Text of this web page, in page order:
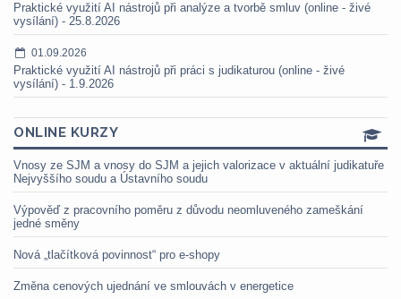
Praktické využití AI nástrojů při analýze a tvorbě smluv (online - živé
vysílání) - 25.8.2026
01.09.2026
Praktické využití AI nástrojů při práci s judikaturou (online - živé
vysílání) - 1.9.2026
ONLINE KURZY
Vnosy ze SJM a vnosy do SJM a jejich valorizace v aktuální judikatuře
Nejvyššího soudu a Ústavního soudu
Výpověď z pracovního poměru z důvodu neomluveného zameškání
jedné směny
Nová „tlačítková povinnost“ pro e-shopy
Změna cenových ujednání ve smlouvách v energetice